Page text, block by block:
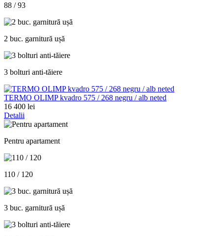
88 / 93
2 buc. garnitură ușă
3 bolturi anti-tăiere
TERMO OLIMP kvadro 575 / 268 negru / alb neted
16 400 lei
Detalii
Pentru apartament
110 / 120
3 buc. garnitură ușă